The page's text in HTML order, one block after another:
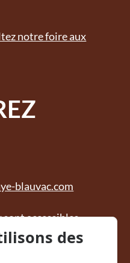
notre foire aux
blauvac.com
sont accessibles
à mobilité
adaptés
des